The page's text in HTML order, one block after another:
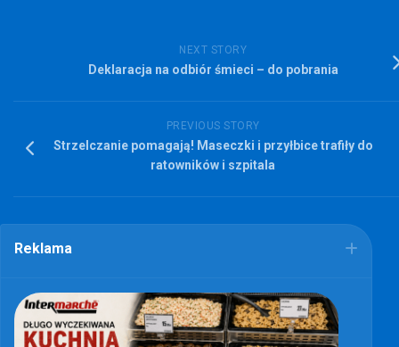
NEXT STORY
Deklaracja na odbiór śmieci – do pobrania
PREVIOUS STORY
Strzelczanie pomagają! Maseczki i przyłbice trafiły do
ratowników i szpitala
Reklama